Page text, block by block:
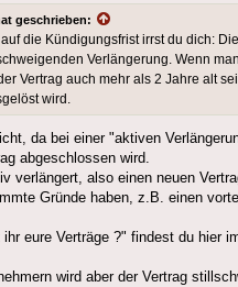
geschrieben:
auf die Kündigungsfrist irrst du dich:
Verlängerung. Wenn
Vertrag auch mehr als 2 Jahre alt
wird.
da bei einer "aktiven
abgeschlossen wird.
verlängert, also einen neuen
Gründe haben, z.B. einen
ihr eure Verträge ?" findest du hier
wird aber der Vertrag